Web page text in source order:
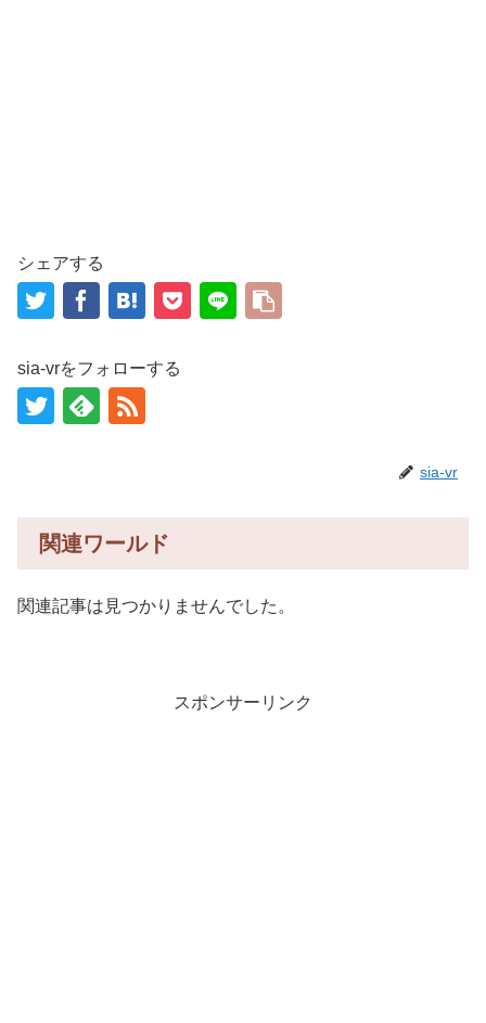
シェアする
sia-vrをフォローする
sia-vr
関連ワールド
関連記事は見つかりませんでした。
スポンサーリンク